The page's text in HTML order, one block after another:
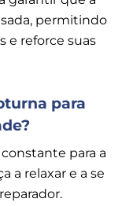
permitindo
e reforce suas
para
para a
a relaxar e a se